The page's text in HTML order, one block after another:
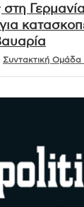
Συντακτική